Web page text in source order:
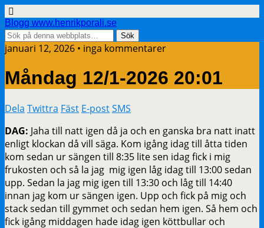
Blogg www.henrikporali.se
januari 12, 2026 • inga kommentarer
Måndag 12/1-2026 20:01
Dela Twittra Fäst E-postSMS
DAG: Jaha till natt igen då ja och en ganska bra natt inatt
enligt klockan då vill säga. Kom igång idag till åtta tiden
kom sedan ur sängen till 8:35 lite sen idag fick i mig
frukosten och så la jag mig igen låg idag till 13:00 sedan
upp. Sedan la jag mig igen till 13:30 och låg till 14:40
innan jag kom ur sängen igen. Upp och fick på mig och
stack sedan till gymmet och sedan hem igen. Så hem och
fick igång middagen hade idag igen köttbullar och